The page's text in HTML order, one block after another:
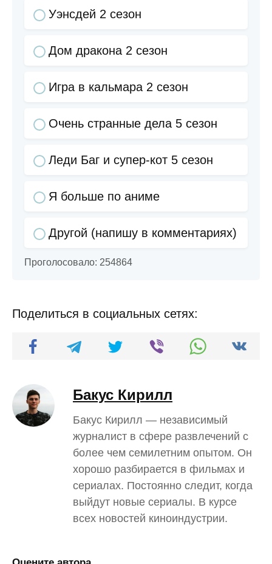
Уэнсдей 2 сезон
Дом дракона 2 сезон
Игра в кальмара 2 сезон
Очень странные дела 5 сезон
Леди Баг и супер-кот 5 сезон
Я больше по аниме
Другой (напишу в комментариях)
Проголосовало: 254864
Поделиться в социальных сетях:
Бакус Кирилл
Бакус Кирилл — независимый
журналист в сфере развлечений с
более чем семилетним опытом. Он
хорошо разбирается в фильмах и
сериалах. Постоянно следит, когда
выйдут новые сериалы. В курсе
всех новостей киноиндустрии.